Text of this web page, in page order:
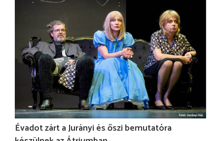
Évadot zárt a Jurányi és őszi bemutatóra